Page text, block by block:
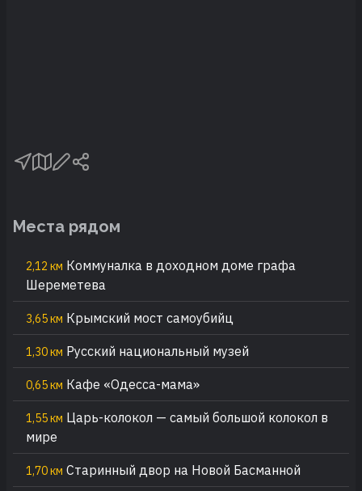
Места рядом
2,12 км Коммуналка в доходном доме графа
Шереметева
3,65 км Крымский мост самоубийц
1,30 км Русский национальный музей
0,65 км Кафе «Одесса-мама»
1,55 км Царь-колокол — самый большой колокол в
мире
1,70 км Старинный двор на Новой Басманной